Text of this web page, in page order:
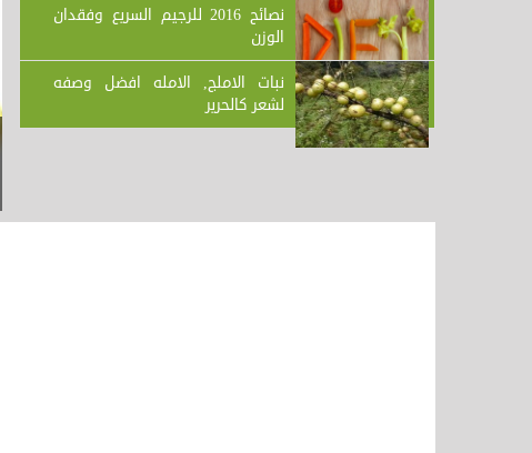
نصائح 2016 للرجيم السريع وفقدان
الوزن
نبات الاملج, الامله افضل وصفه
لشعر كالحرير